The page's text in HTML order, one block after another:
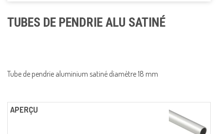
TUBES DE PENDRIE ALU SATINÉ
Tube de pendrie aluminium satiné diamètre 18 mm